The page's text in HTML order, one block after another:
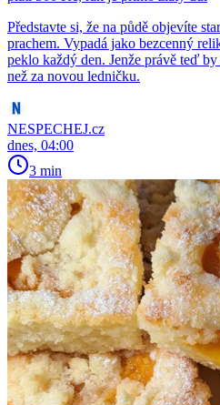
Představte si, že na půdě objevíte
prachem. Vypadá jako bezcenný
peklo každý den. Jenže právě teď
než za novou ledničku.
NESPECHEJ.cz
dnes, 04:00
3 min